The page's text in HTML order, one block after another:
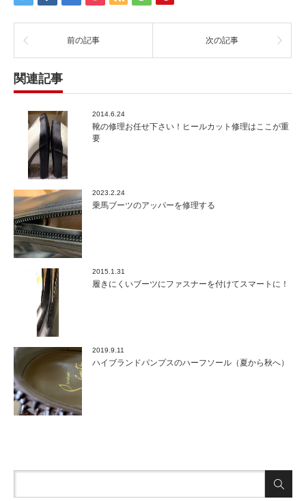
前の記事 次の記事
関連記事
2014.6.24
靴の修理お任せ下さい！ヒールカット修理はここが重
要
2023.2.24
乗馬ブーツのアッパーを修理する
2015.1.31
履きにくいブーツにファスナーを付けてスマートに！
2019.9.11
ハイブランドパンプスのハーフソール（夏から秋へ）